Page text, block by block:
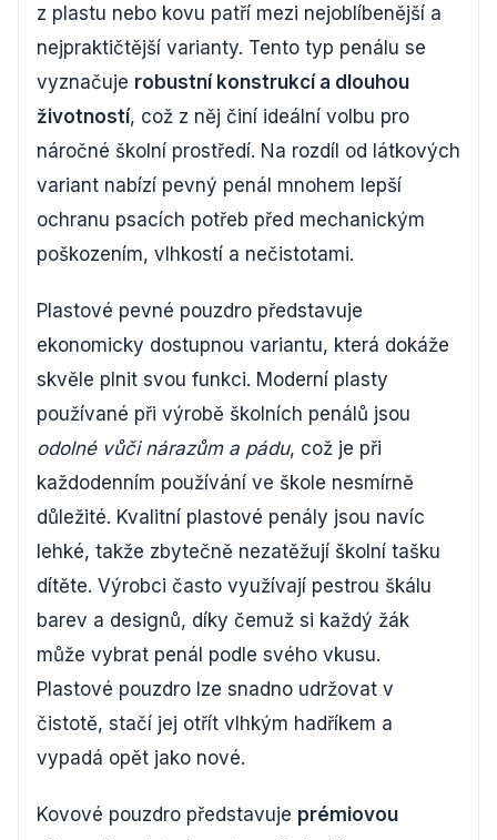
z plastu nebo kovu patří mezi nejoblíbenější a
nejpraktičtější varianty. Tento typ penálu se
vyznačuje robustní konstrukcí a dlouhou
životností, což z něj činí ideální volbu pro
náročné školní prostředí. Na rozdíl od látkových
variant nabízí pevný penál mnohem lepší
ochranu psacích potřeb před mechanickým
poškozením, vlhkostí a nečistotami.
Plastové pevné pouzdro představuje
ekonomicky dostupnou variantu, která dokáže
skvěle plnit svou funkci. Moderní plasty
používané při výrobě školních penálů jsou
odolné vůči nárazům a pádu, což je při
každodenním používání ve škole nesmírně
důležité. Kvalitní plastové penály jsou navíc
lehké, takže zbytečně nezatěžují školní tašku
dítěte. Výrobci často využívají pestrou škálu
barev a designů, díky čemuž si každý žák
může vybrat penál podle svého vkusu.
Plastové pouzdro lze snadno udržovat v
čistotě, stačí jej otřít vlhkým hadříkem a
vypadá opět jako nové.
Kovové pouzdro představuje prémiovou